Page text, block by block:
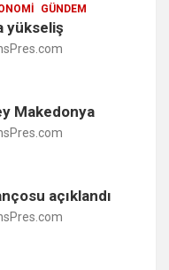
GÜNDEM
yükseliş
Makedonya
açıklandı